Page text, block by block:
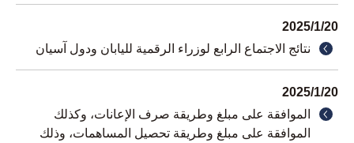
2025/1/20
نتائج الاجتماع الرابع لوزراء الرقمية لليابان ودول آسيان
2025/1/20
الموافقة على مبلغ وطريقة صرف الإعانات، وكذلك
الموافقة على مبلغ وطريقة تحصيل المساهمات، وذلك